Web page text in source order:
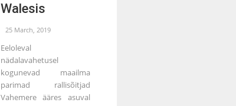
Walesis
25 March, 2019
Eeloleval
nädalavahetusel
kogunevad maailma
parimad rallisõitjad
Vahemere ääres asuval